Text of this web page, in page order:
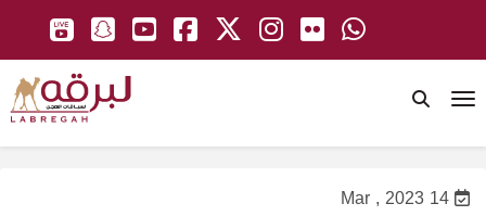
14 Mar , 2023